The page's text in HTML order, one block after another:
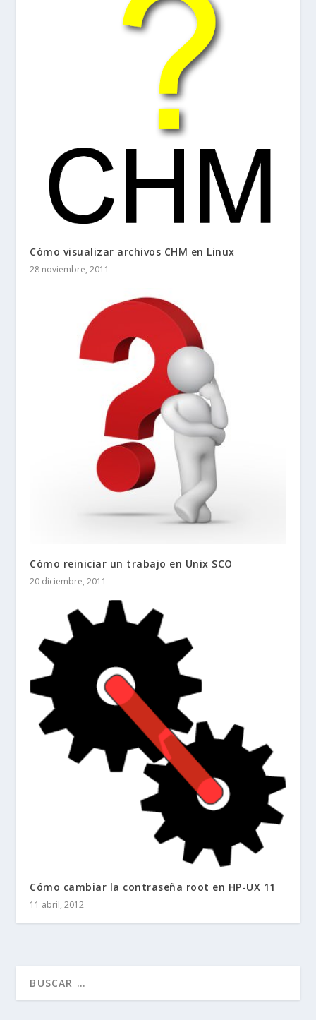
Cómo visualizar archivos CHM en Linux
28 noviembre, 2011
Cómo reiniciar un trabajo en Unix SCO
20 diciembre, 2011
Cómo cambiar la contraseña root en HP-UX 11
11 abril, 2012